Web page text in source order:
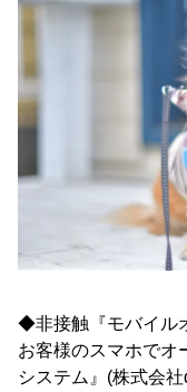
◆非接触『モバイル
お客様のスマホでオ
システム』(株式会